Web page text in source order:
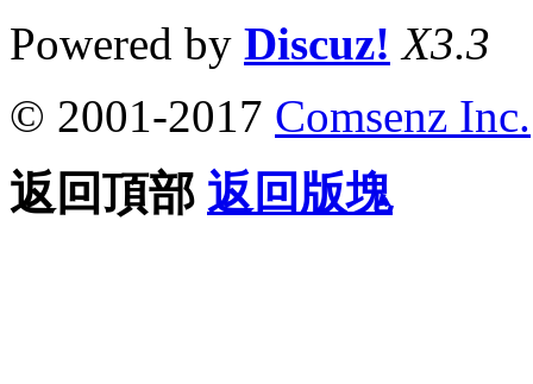
Powered by Discuz! X3.3
© 2001-2017 Comsenz Inc.
返回頂部 返回版塊